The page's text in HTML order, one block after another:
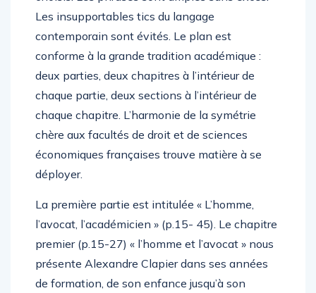
Les insupportables tics du langage
contemporain sont évités. Le plan est
conforme à la grande tradition académique :
deux parties, deux chapitres à l’intérieur de
chaque partie, deux sections à l’intérieur de
chaque chapitre. L’harmonie de la symétrie
chère aux facultés de droit et de sciences
économiques françaises trouve matière à se
déployer.
La première partie est intitulée « L’homme,
l’avocat, l’académicien » (p.15- 45). Le chapitre
premier (p.15-27) « l’homme et l’avocat » nous
présente Alexandre Clapier dans ses années
de formation, de son enfance jusqu’à son